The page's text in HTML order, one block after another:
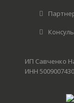
ИП Савченко
ИНН